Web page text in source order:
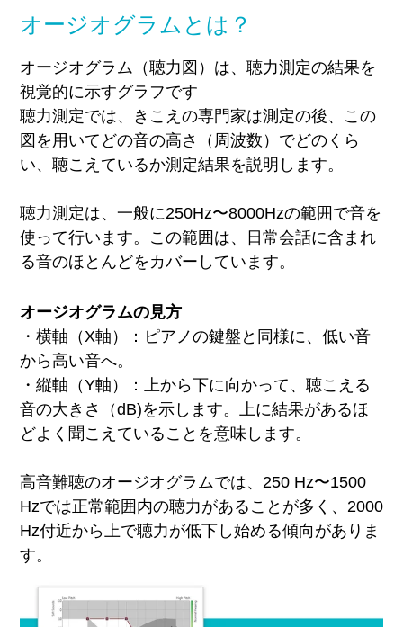
オージオグラムとは？
オージオグラム（聴力図）は、聴力測定の結果を
視覚的に示すグラフです
聴力測定では、きこえの専門家は測定の後、この
図を用いてどの音の高さ（周波数）でどのくら
い、聴こえているか測定結果を説明します。
聴力測定は、一般に250Hz〜8000Hzの範囲で音を
使って行います。
この範囲は、日常会話に含まれ
る音のほとんどをカバーしています。
オージオグラムの見方
・横軸（X軸）：ピアノの鍵盤と同様に、低い音
から高い音へ。
・縦軸（Y軸）：上から下に向かって、聴こえる
音の大きさ（dB)を示します。上に結果があるほ
どよく聞こえていることを意味します。
高音難聴のオージオグラムでは、250 Hz〜1500
Hzでは正常範囲内の聴力があることが多く、2000
Hz付近から上で聴力が低下し始める傾向がありま
す。